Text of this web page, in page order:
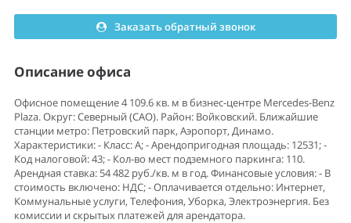
Заказать обратный звонок
Описание офиса
Офисное помещение 4 109.6 кв. м в бизнес-центре Mercedes-Benz
Plaza. Округ: Северный (САО). Район: Войковский. Ближайшие
станции метро: Петровский парк, Аэропорт, Динамо.
Характеристики: - Класс: A; - Арендопригодная площадь: 12531; -
Код налоговой: 43; - Кол-во мест подземного паркинга: 110.
Арендная ставка: 54 482 руб./кв. м в год. Финансовые условия: - В
стоимость включено: НДС; - Оплачивается отдельно: Интернет,
Коммунальные услуги, Телефония, Уборка, Электроэнергия. Без
комиссии и скрытых платежей для арендатора.